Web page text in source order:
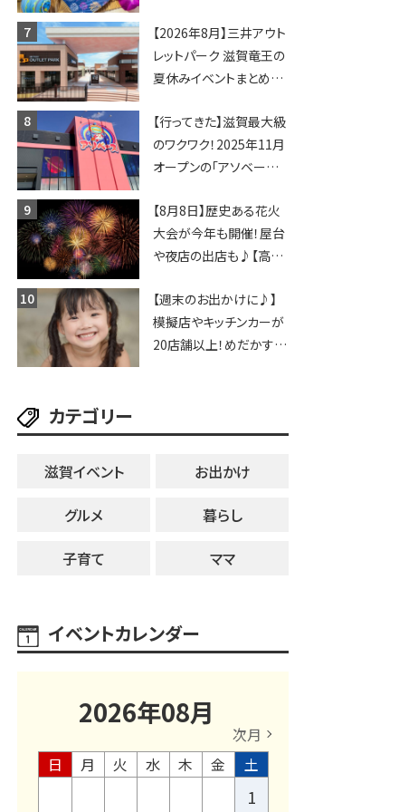
ちびっこ縁日開催♪【モリ
ーブ】
【2026年8月】三井アウト
レットパーク 滋賀竜王の
夏休みイベントまとめ！
辛グルメ・フォトコンテス
トまで盛りだくさん！
【行ってきた】滋賀最大級
のワクワク！2025年11月
オープンの「アソベース
レーンゲームで青果や日
用品までゲットできる新
スポット！
【8月8日】歴史ある花火
大会が今年も開催！屋台
や夜店の出店も♪【高宮
【週末のお出かけに♪】
模擬店やキッチンカーが
20店舗以上！めだかすく
祭り】
カテゴリー
滋賀イベント
お出かけ
グルメ
暮らし
子育て
ママ
イベントカレンダー
2026年08月
次月
日
月 火 水 木 金 土
1